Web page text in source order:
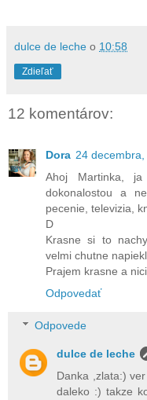
dulce de leche o 10:58
Zdieľať
12 komentárov:
Dora 24
Ahoj Martinka,
dokonalostou a
pecenie, televizia,
D
Krasne si to
velmi chutne
Prajem krasne a
Odpovedať
Odpovede
dulce de leche
Danka ,zlata:)
daleko :) takze